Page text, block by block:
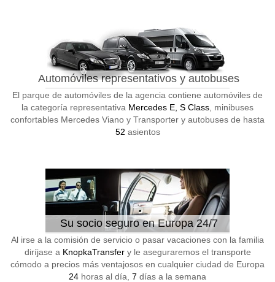
Automóviles representativos y autobuses
El parque de automóviles de la agencia contiene automóviles de
la categoría representativa Mercedes E, S Class , minibuses
confortables Mercedes Viano y Transporter y autobuses de hasta
52 asientos
Su socio seguro en Europa 24/7
Al irse a la comisión de servicio o pasar vacaciones con la familia
diríjase a KnopkaTransfery le aseguraremos el transporte
cómodo a precios más ventajosos en cualquier ciudad de Europa
24 horas al día, 7 días a la semana